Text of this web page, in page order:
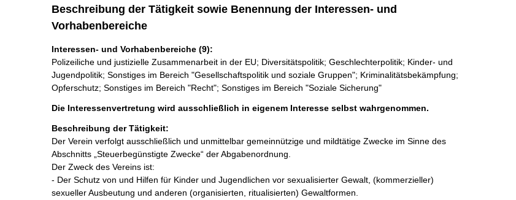
Beschreibung der Tätigkeit sowie Benennung der Interessen- und
Vorhabenbereiche
Interessen- und Vorhabenbereiche (9):
Polizeiliche und justizielle Zusammenarbeit in der EU; Diversitätspolitik; Geschlechterpolitik; Kinder- und
Jugendpolitik; Sonstiges im Bereich "Gesellschaftspolitik und soziale Gruppen"; Kriminalitätsbekämpfung;
Opferschutz; Sonstiges im Bereich "Recht"; Sonstiges im Bereich "Soziale Sicherung"
Die Interessenvertretung wird ausschließlich in eigenem Interesse selbst wahrgenommen.
Beschreibung der Tätigkeit:
Der Verein verfolgt ausschließlich und unmittelbar gemeinnützige und mildtätige Zwecke im Sinne des
Abschnitts „Steuerbegünstigte Zwecke“ der Abgabenordnung.
Der Zweck des Vereins ist:
- Der Schutz von und Hilfen für Kinder und Jugendlichen vor sexualisierter Gewalt, (kommerzieller)
sexueller Ausbeutung und anderen (organisierten, ritualisierten) Gewaltformen.